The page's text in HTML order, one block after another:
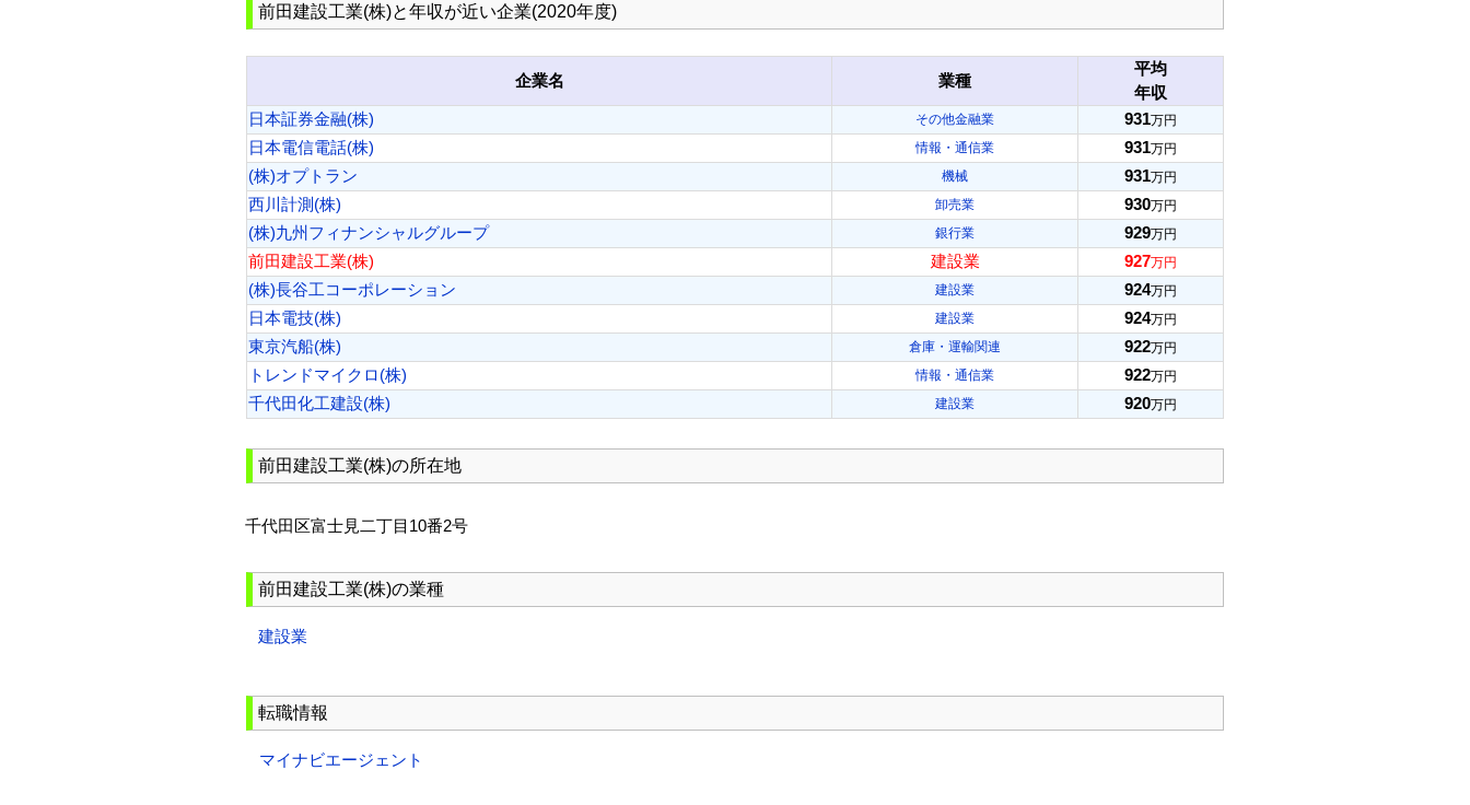
前田建設工業(株)と年収が近い企業(2020年度)
企業名 業種
平均
年収
日本証券金融(株)
その他金融業 931万円
日本電信電話(株) 情報・通信業 931万円
(株)オプトラン 機械 931万円
西川計測(株) 卸売業 930万円
(株)九州フィナンシャルグループ 銀行業 929万円
前田建設工業(株) 建設業 927万円
(株)長谷工コーポレーション 建設業 924万円
日本電技(株) 建設業 924万円
東京汽船(株) 倉庫・運輸関連 922万円
トレンドマイクロ(株) 情報・通信業 922万円
千代田化工建設(株) 建設業 920万円
前田建設工業(株)の所在地
千代田区富士見二丁目10番2号
前田建設工業(株)の業種
建設業
転職情報
マイナビエージェント